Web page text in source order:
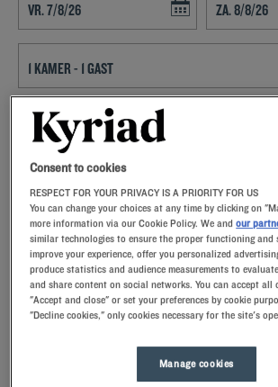
ZOEK EEN HOTEL
Voeg kortingscode toe
Sta eens stil bij Crépy en valois en bezoek de
Frankrijk die een rijke geschiedenis heeft. Plan uw
uw Kyriad hotel.
Onze hotels in Crépy en valois
Verwen uzelf – probeer onze Kyriad-hotels
Consent to cookies
RESPECT FOR YOUR PRIVACY IS A PRIORITY FOR US
You can change your choices at any time by clicking on
more information via our Cookie Policy. We andour
similar technologies to ensure the proper functioning and
improve your experience, offer you personalized
produce statistics and audience measurements to
and share content on social networks. You can accept all
"Accept and close" or set your preferences by cookie
"Decline cookies," only cookies necessary for the site's
Manage cookies